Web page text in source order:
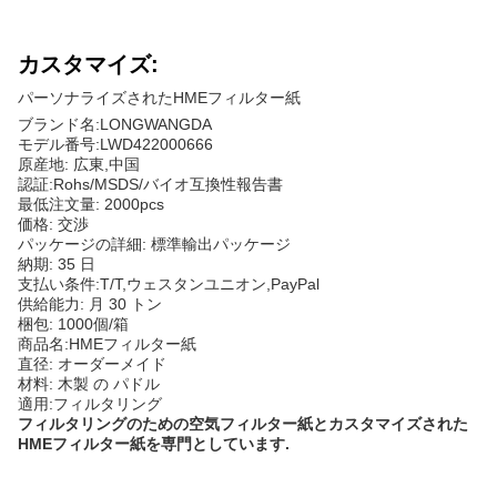
カスタマイズ:
パーソナライズされたHMEフィルター紙
ブランド名:LONGWANGDA
モデル番号:LWD422000666
原産地: 広東,中国
認証:Rohs/MSDS/バイオ互換性報告書
最低注文量: 2000pcs
価格: 交渉
パッケージの詳細: 標準輸出パッケージ
納期: 35 日
支払い条件:T/T,ウェスタンユニオン,PayPal
供給能力: 月 30 トン
梱包: 1000個/箱
商品名:HMEフィルター紙
直径: オーダーメイド
材料: 木製 の パドル
適用:フィルタリング
フィルタリングのための空気フィルター紙とカスタマイズされた
HMEフィルター紙を専門としています.